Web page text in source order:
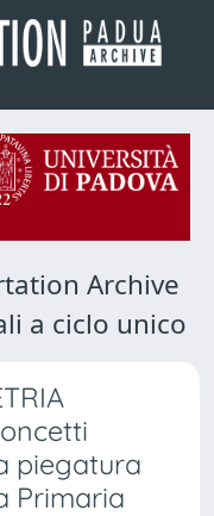
Archive
a ciclo unico
piegatura
Primaria